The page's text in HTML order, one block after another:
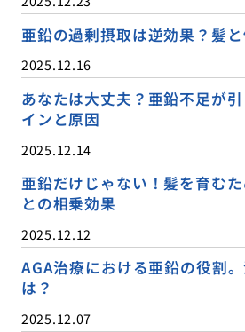
亜鉛の過剰摂取は逆効果？髪
2025.12.16
あなたは大丈夫？亜鉛不足が
インと原因
2025.12.14
亜鉛だけじゃない！髪を育む
との相乗効果
2025.12.12
AGA治療における亜鉛の役割
は？
2025.12.07